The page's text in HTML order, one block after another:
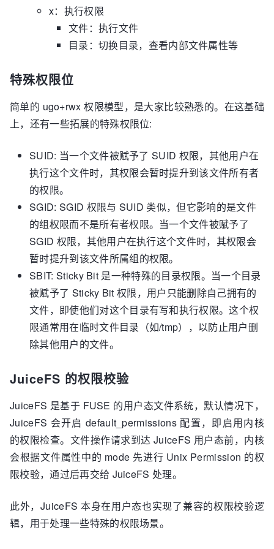
x：执行权限
文件：执行文件
目录：切换目录，查看内部文件属性等
特殊权限位
简单的 ugo+rwx 权限模型，是大家比较熟悉的。在这基础
上，还有一些拓展的特殊权限位:
SUID: 当一个文件被赋予了 SUID 权限，其他用户在
执行这个文件时，其权限会暂时提升到该文件所有者
的权限。
SGID: SGID 权限与 SUID 类似，但它影响的是文件
的组权限而不是所有者权限。当一个文件被赋予了
SGID 权限，其他用户在执行这个文件时，其权限会
暂时提升到该文件所属组的权限。
SBIT: Sticky Bit 是一种特殊的目录权限。当一个目录
被赋予了 Sticky Bit 权限，用户只能删除自己拥有的
文件，即使他们对这个目录有写和执行权限。这个权
限通常用在临时文件目录（如/tmp），以防止用户删
除其他用户的文件。
JuiceFS 的权限校验
JuiceFS 是基于 FUSE 的用户态文件系统，默认情况下，
JuiceFS 会开启 default_permissions 配置，即启用内核
的权限检查。文件操作请求到达 JuiceFS 用户态前，内核
会根据文件属性中的 mode 先进行 Unix Permission 的权
限校验，通过后再交给 JuiceFS 处理。
此外，JuiceFS 本身在用户态也实现了兼容的权限校验逻
辑，用于处理一些特殊的权限场景。